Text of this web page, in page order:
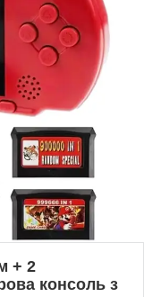
+ 2
консоль з